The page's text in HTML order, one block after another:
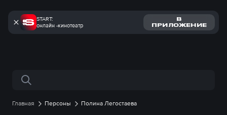
START:
онлайн -кинотеатр
В
ПРИЛОЖЕНИЕ
Поиск по сайту
Главная Персоны Полина Легостаева